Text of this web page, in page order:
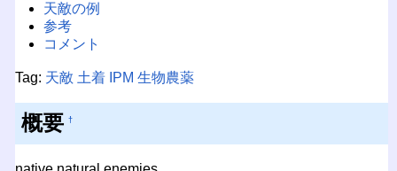
天敵の例
参考
コメント
Tag: 天敵 土着 IPM 生物農薬
概要 †